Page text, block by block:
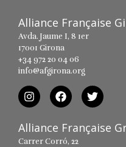
Alliance Française
Avda. Jaume I, 8 1er
17001 Girona
+34 972 20 04 06
info@afgirona.org
Alliance Française
Carrer Corró, 22